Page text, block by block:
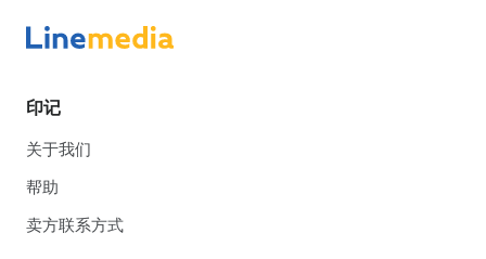
印记
关于我们
帮助
卖方联系方式